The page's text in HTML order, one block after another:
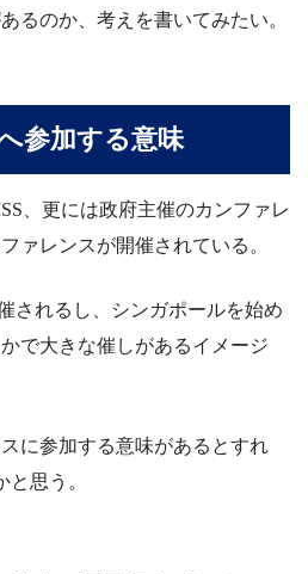
るのか、考えを書いてみたい。
参加する意味
、更には政府主催のカンファレ
ァレンスが開催されている。
されるし、シンガポールを始め
で大きな催しがあるイメージ
に参加する意味があるとすれ
思う。